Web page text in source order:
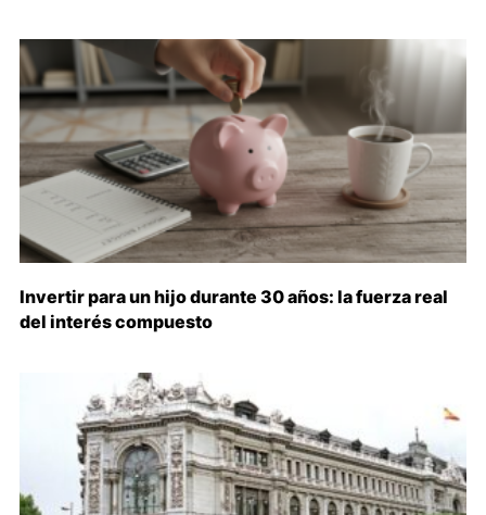
Invertir para un hijo durante 30 años: la fuerza real
del interés compuesto